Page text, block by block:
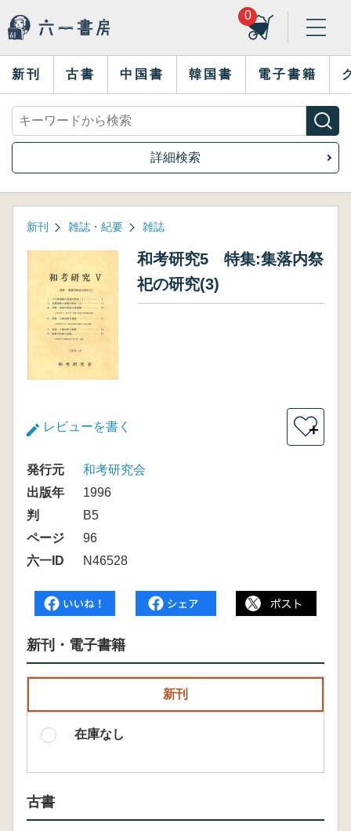
0
新刊 古書 中国書 韓国書 電子書籍
詳細検索
新刊 雑誌・紀要 雑誌
和考研究5 特集:集落内祭
祀の研究(3)
レビューを書く ＋
発行元
和考研究会
出版年
1996
判
B5
ページ
96
六一ID
N46528
新刊・電子書籍
新刊
在庫なし
古書